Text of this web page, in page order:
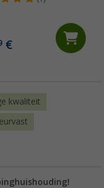
€
kwaliteit